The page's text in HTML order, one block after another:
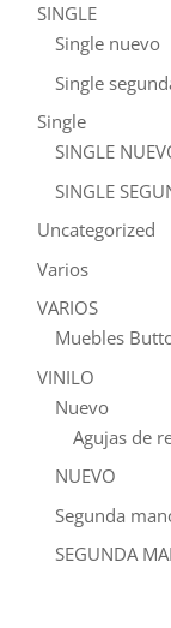
SINGLE
Single nuevo
Single
Single
SINGLE
SINGLE
Uncategorized
Varios
VARIOS
Muebles
VINILO
Nuevo
Agujas de
NUEVO
Segunda
SEGUNDA